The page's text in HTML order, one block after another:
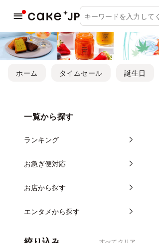
ホーム タイムセール 誕生日
一覧から探す
ランキング
お急ぎ便対応
お店から探す
エンタメから探す
すべてクリア